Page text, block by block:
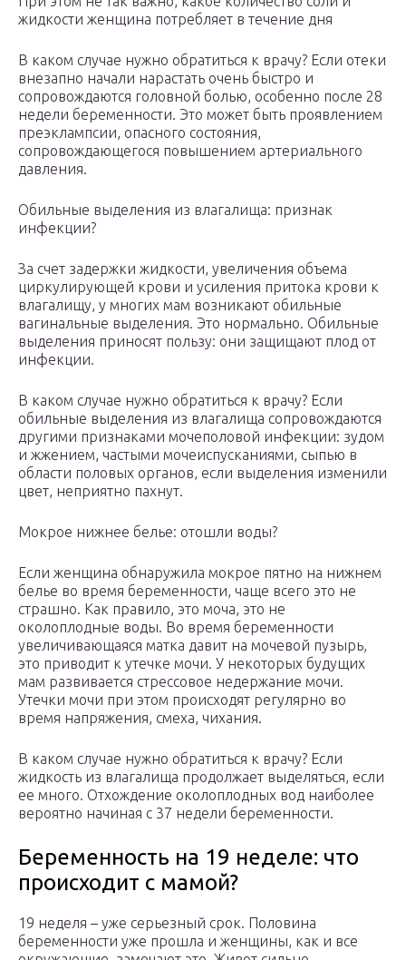
жидкости женщина потребляет в течение дня
В каком случае нужно обратиться к врачу? Если отеки
внезапно начали нарастать очень быстро и
сопровождаются головной болью, особенно после 28
недели беременности. Это может быть проявлением
преэклампсии, опасного состояния,
сопровождающегося повышением артериального
давления.
Обильные выделения из влагалища: признак
инфекции?
За счет задержки жидкости, увеличения объема
циркулирующей крови и усиления притока крови к
влагалищу, у многих мам возникают обильные
вагинальные выделения. Это нормально. Обильные
выделения приносят пользу: они защищают плод от
инфекции.
В каком случае нужно обратиться к врачу? Если
обильные выделения из влагалища сопровождаются
другими признаками мочеполовой инфекции: зудом
и жжением, частыми мочеиспусканиями, сыпью в
области половых органов, если выделения изменили
цвет, неприятно пахнут.
Мокрое нижнее белье: отошли воды?
Если женщина обнаружила мокрое пятно на нижнем
белье во время беременности, чаще всего это не
страшно. Как правило, это моча, это не
околоплодные воды. Во время беременности
увеличивающаяся матка давит на мочевой пузырь,
это приводит к утечке мочи. У некоторых будущих
мам развивается стрессовое недержание мочи.
Утечки мочи при этом происходят регулярно во
время напряжения, смеха, чихания.
В каком случае нужно обратиться к врачу? Если
жидкость из влагалища продолжает выделяться, если
ее много. Отхождение околоплодных вод наиболее
вероятно начиная с 37 недели беременности.
Беременность на 19 неделе: что
происходит с мамой?
19 неделя – уже серьезный срок. Половина
беременности уже прошла и женщины, как и все